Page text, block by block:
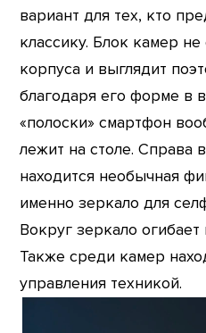
вариант для тех, кто
классику. Блок камер
корпуса и выглядит
благодаря его форме в
«полоски» смартфон
лежит на столе. Справа
находится необычная
именно зеркало для
Вокруг зеркало
Также среди камер
управления техникой.